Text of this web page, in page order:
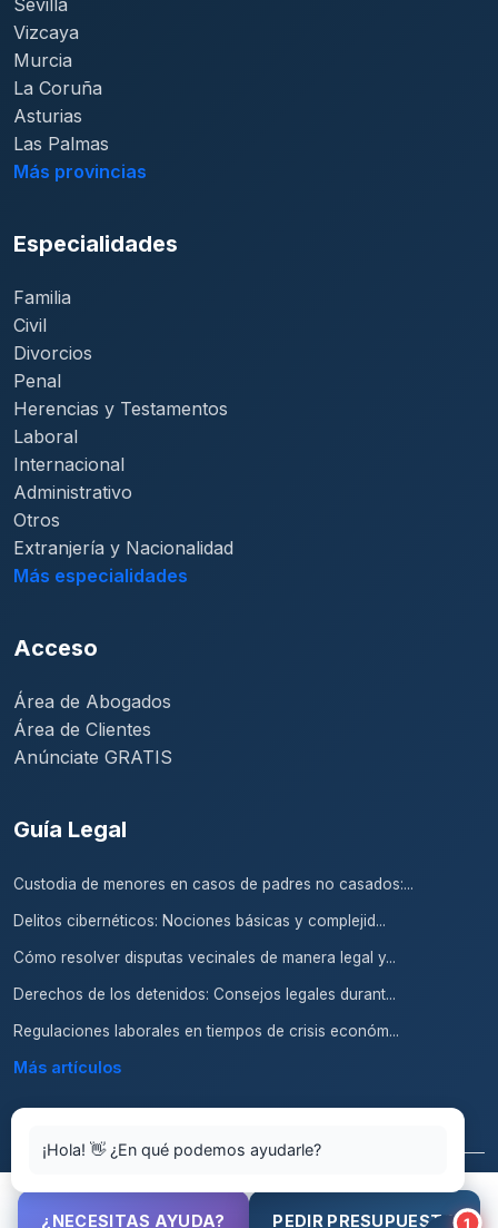
¿NECESITAS AYUDA? PEDIR PRESUPUESTO
Sevilla
Vizcaya
Murcia
La Coruña
Asturias
Las Palmas
Más provincias
Especialidades
Familia
Civil
Divorcios
Penal
Herencias y Testamentos
Laboral
Internacional
Administrativo
Otros
Extranjería y Nacionalidad
Más especialidades
Acceso
Área de Abogados
Área de Clientes
Anúnciate GRATIS
Guía Legal
Custodia de menores en casos de padres no casados:...
Delitos cibernéticos: Nociones básicas y complejid...
Cómo resolver disputas vecinales de manera legal y...
Derechos de los detenidos: Consejos legales durant...
Regulaciones laborales en tiempos de crisis económ...
Más artículos
© 2026 Abogados.top. Todos los derechos reservados.
1
¡Hola! 👋 ¿En qué podemos ayudarle?